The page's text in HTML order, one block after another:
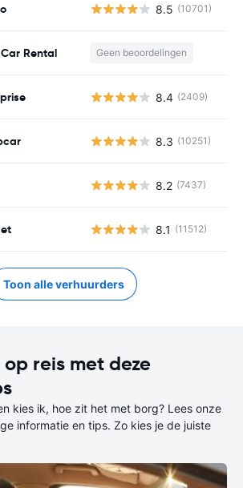
8.5 (10701)
Car Rental Geen beoordelingen
8.4 (2409)
8.3 (10251)
8.2 (7437)
8.1 (11512)
Toon alle verhuurders
reis met deze
kies ik, hoe zit het met borg? Lees onze
informatie en tips. Zo kies je de juiste